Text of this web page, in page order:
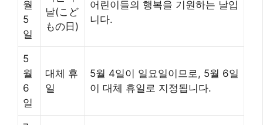
월
5
일
날(こど
もの日)
어린이들의 행복을 기원하는 날입
니다.
5
월
6
일
대체 휴
일
5월 4일이 일요일이므로, 5월 6일
이 대체 휴일로 지정됩니다.